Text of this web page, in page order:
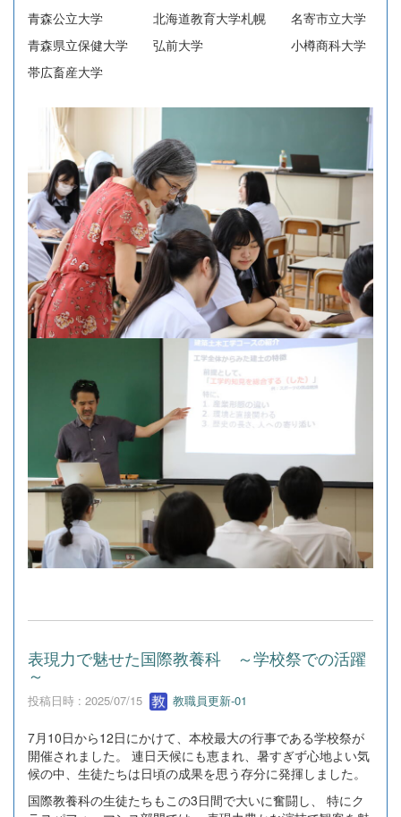
青森公立大学 北海道教育大学札幌 名寄市立大学
青森県立保健大学 弘前大学 小樽商科大学
帯広畜産大学
表現力で魅せた国際教養科 ～学校祭での活躍
～
投稿日時 : 2025/07/15 教職員更新-01
7月10日から12日にかけて、本校最大の行事である学校祭が
開催されました。 連日天候にも恵まれ、暑すぎず心地よい気
候の中、生徒たちは日頃の成果を思う存分に発揮しました。
国際教養科の生徒たちもこの3日間で大いに奮闘し、 特にク